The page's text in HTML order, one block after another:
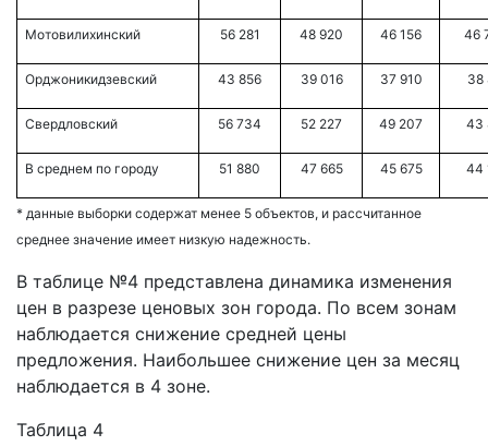
Мотовилихинский 56 281 48 920 46 156 46
Орджоникидзевский 43 856 39 016 37 910 38
Свердловский 56 734 52 227 49 207 43
В среднем по городу 51 880 47 665 45 675 44
* данные выборки содержат менее 5 объектов, и рассчитанное
среднее значение имеет низкую надежность.
В таблице №4 представлена динамика изменения
цен в разрезе ценовых зон города. По всем зонам
наблюдается снижение средней цены
предложения. Наибольшее снижение цен за месяц
наблюдается в 4 зоне.
Таблица 4